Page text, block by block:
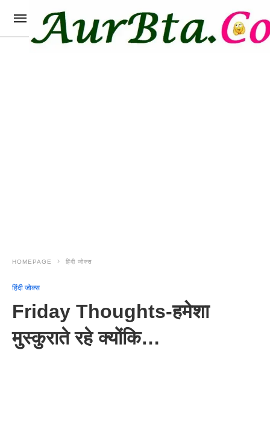
HOMEPAGE हिंदी जोक्स
हिंदी जोक्स
Friday Thoughts-हमेशा
मुस्कुराते रहे क्योंकि…